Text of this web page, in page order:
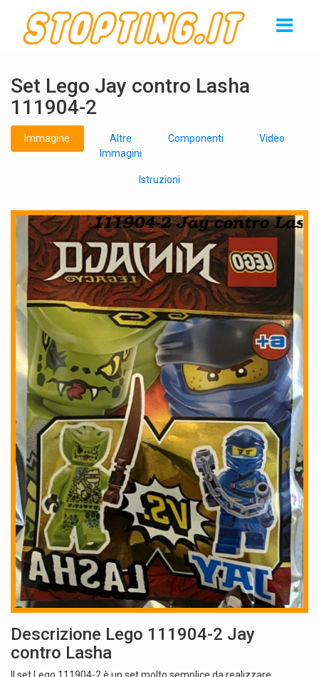
Set Lego Jay contro Lasha
111904-2
Immagine
Altre
Immagini
Componenti Video
Istruzioni
Descrizione Lego 111904-2 Jay
contro Lasha